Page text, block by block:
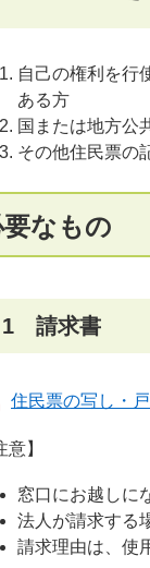
自己の権利を行
ある方
国または地方公
その他住民票の
要なもの
1 請求書
住民票の写し・
意】
窓口にお越しに
法人が請求する
請求理由は、使